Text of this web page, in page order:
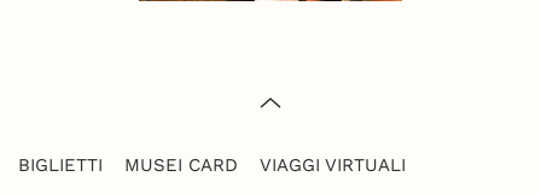
BIGLIETTI MUSEI CARD
VIAGGI VIRTUALI